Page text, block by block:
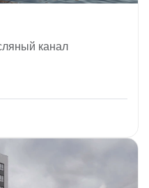
канал